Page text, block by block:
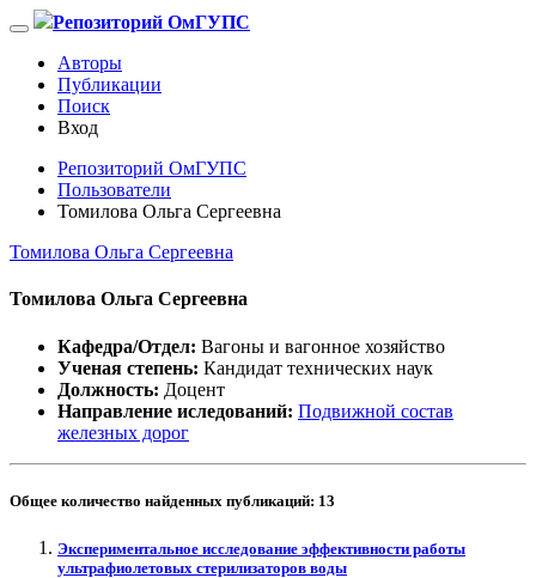
Репозиторий ОмГУПС
Авторы
Публикации
Поиск
Вход
Репозиторий ОмГУПС
Пользователи
Томилова Ольга Сергеевна
Томилова Ольга Сергеевна
Томилова Ольга Сергеевна
Кафедра/Отдел: Вагоны и вагонное хозяйство
Ученая степень: Кандидат технических наук
Должность: Доцент
Направление иследований: Подвижной состав
железных дорог
Общее количество найденных публикаций: 13
Экспериментальное исследование эффективности работы
ультрафиолетовых стерилизаторов воды